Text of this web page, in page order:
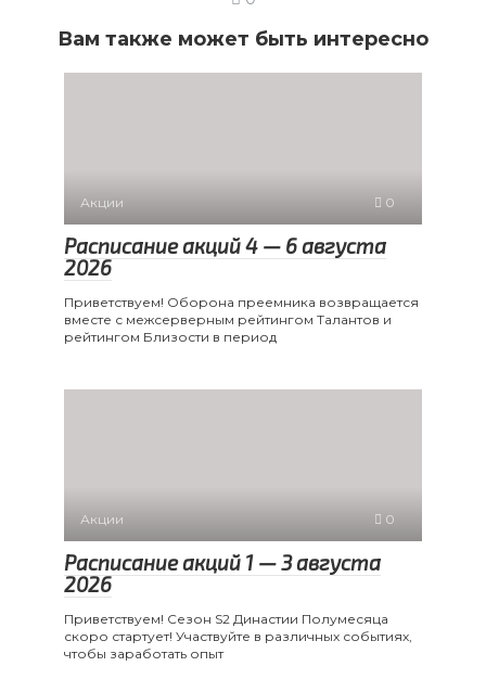
Вам также может быть интересно
Акции 0
Расписание акций 4 — 6 августа
2026
Приветствуем! Оборона преемника возвращается
вместе с межсерверным рейтингом Талантов и
рейтингом Близости в период
Акции 0
Расписание акций 1 — 3 августа
2026
Приветствуем! Сезон S2 Династии Полумесяца
скоро стартует! Участвуйте в различных событиях,
чтобы заработать опыт